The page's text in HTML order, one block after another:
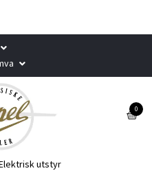
0
utstyr